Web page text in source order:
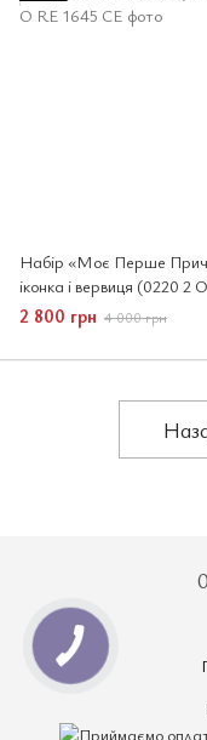
Набір «Моє Перше
іконка і вервиця (0220 2
1645 CE)
2 800 грн 4 000 грн